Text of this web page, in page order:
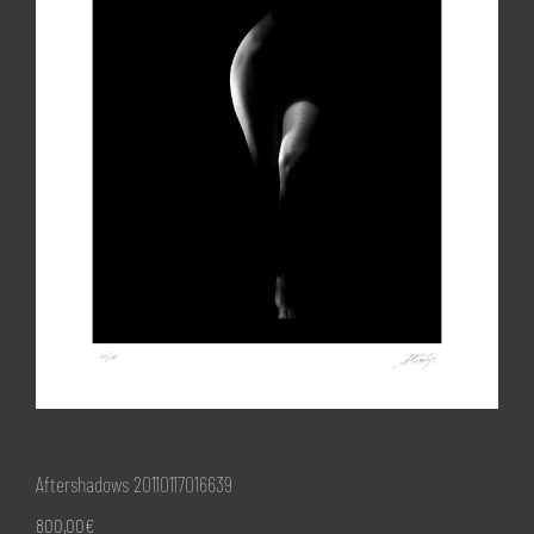
Aftershadows 20110117016639
800,00€